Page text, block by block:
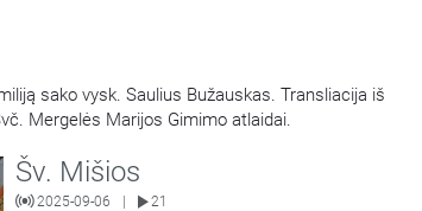
sako vysk. Saulius Bužauskas. Transliacija iš
Mergelės Marijos Gimimo atlaidai.
Šv. Mišios
2025-09-06 21